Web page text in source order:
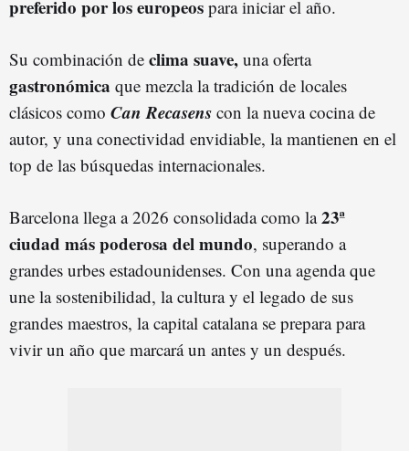
preferido por los europeos para iniciar el año.
Su combinación de clima suave, una oferta
gastronómica que mezcla la tradición de locales
clásicos como Can Recasens con la nueva cocina de
autor, y una conectividad envidiable, la mantienen en el
top de las búsquedas internacionales.
Barcelona llega a 2026 consolidada como la23ª
ciudad más poderosa del mundo, superando a
grandes urbes estadounidenses. Con una agenda que
une la sostenibilidad, la cultura y el legado de sus
grandes maestros, la capital catalana se prepara para
vivir un año que marcará un antes y un después.